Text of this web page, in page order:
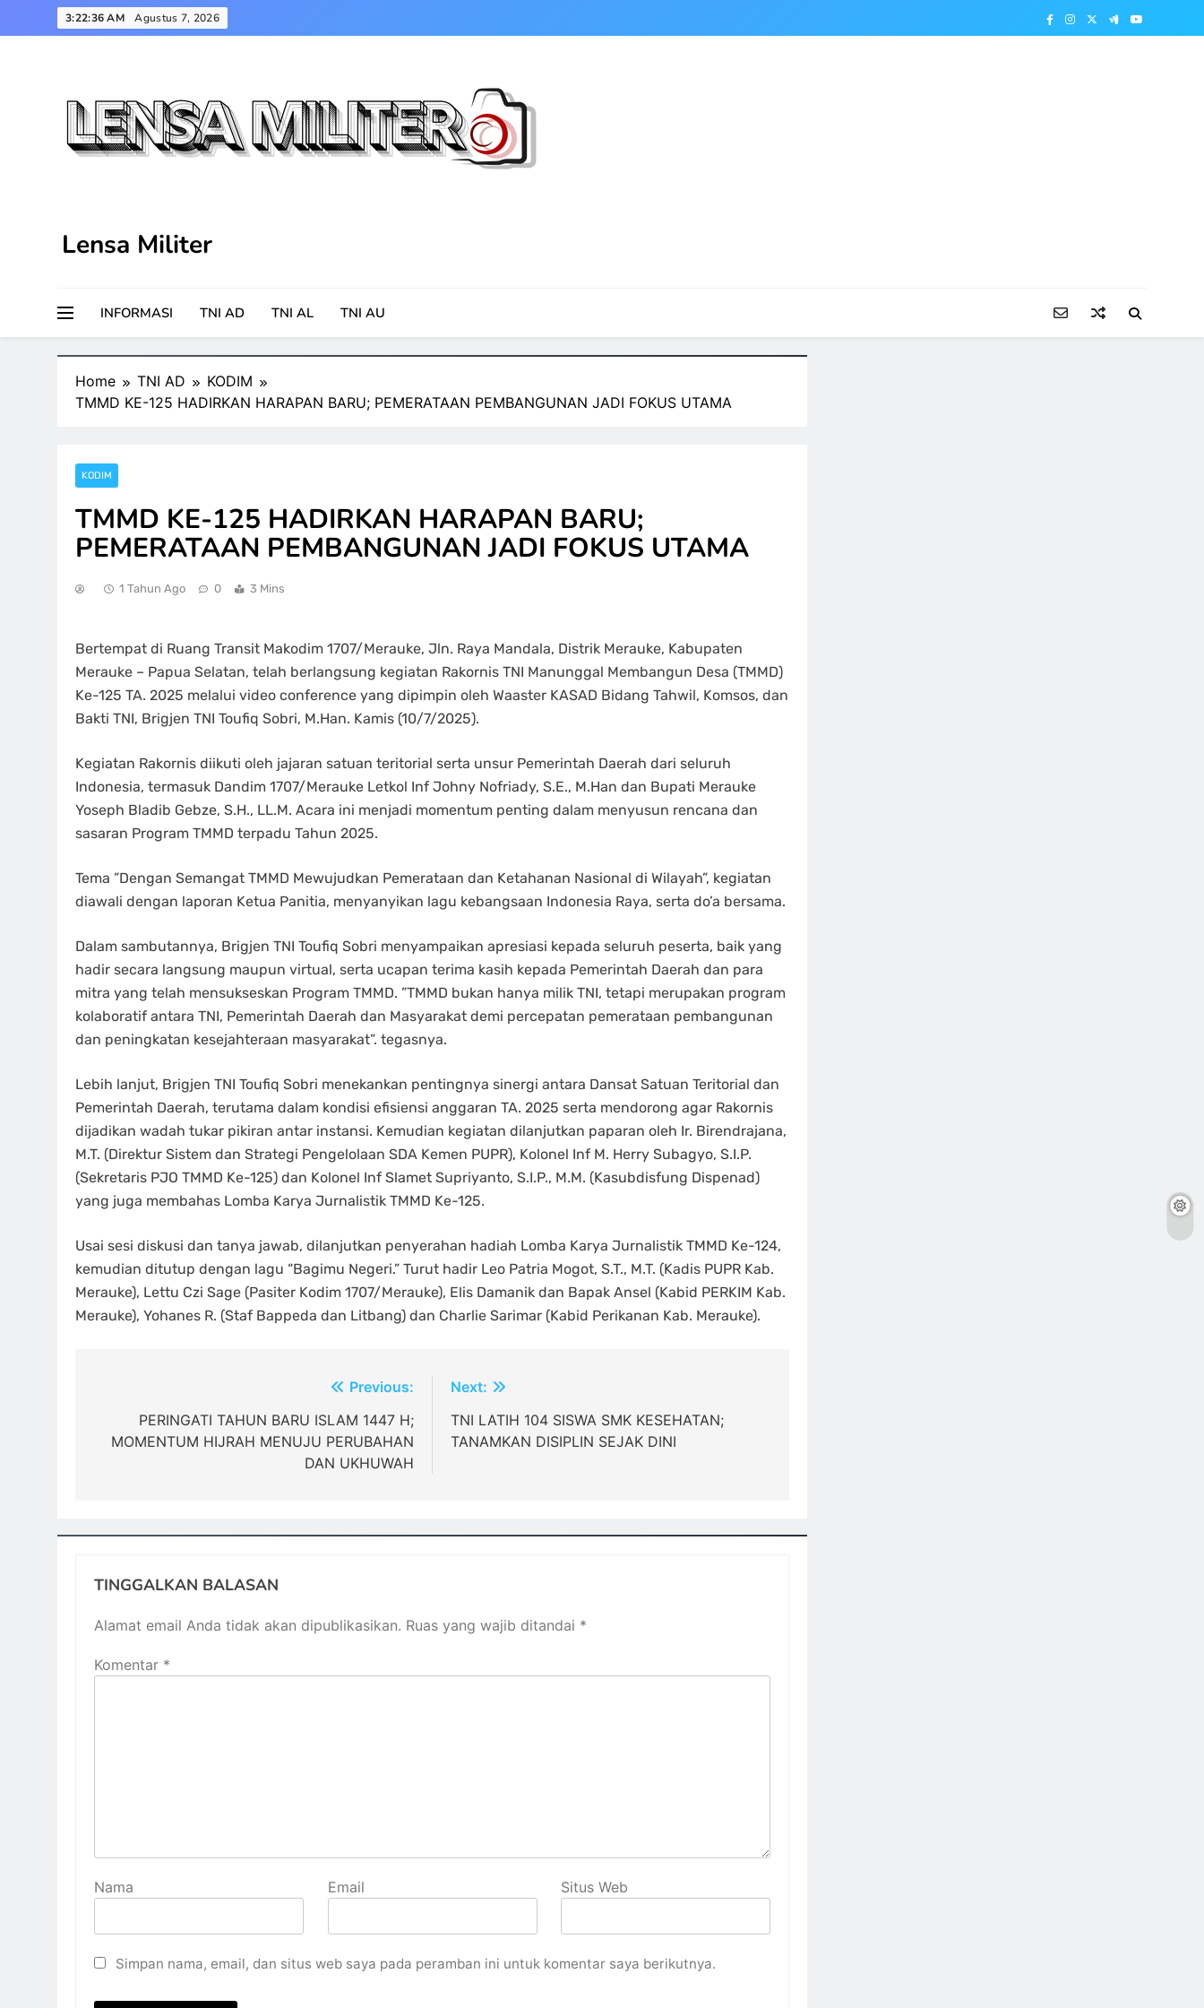
to
3:22:37 AM Agustus 7, 2026
Lensa Militer
INFORMASI TNI AD TNI AL TNI AU
Home TNI AD
KODIM
TMMD KE-125 HADIRKAN HARAPAN BARU; PEMERATAAN PEMBANGUNAN JADI FOKUS UTAMA
KODIM
TMMD KE-125 HADIRKAN HARAPAN BARU;
PEMERATAAN PEMBANGUNAN JADI FOKUS UTAMA
1 Tahun Ago 0 3 Mins
Bertempat di Ruang Transit Makodim 1707/Merauke, Jln. Raya Mandala, Distrik Merauke, Kabupaten
Merauke – Papua Selatan, telah berlangsung kegiatan Rakornis TNI Manunggal Membangun Desa (TMMD)
Ke-125 TA. 2025 melalui video conference yang dipimpin oleh Waaster KASAD Bidang Tahwil, Komsos, dan
Bakti TNI, Brigjen TNI Toufiq Sobri, M.Han. Kamis (10/7/2025).
Kegiatan Rakornis diikuti oleh jajaran satuan teritorial serta unsur Pemerintah Daerah dari seluruh
Indonesia, termasuk Dandim 1707/Merauke Letkol Inf Johny Nofriady, S.E., M.Han dan Bupati Merauke
Yoseph Bladib Gebze, S.H., LL.M. Acara ini menjadi momentum penting dalam menyusun rencana dan
sasaran Program TMMD terpadu Tahun 2025.
Tema ”Dengan Semangat TMMD Mewujudkan Pemerataan dan Ketahanan Nasional di Wilayah”, kegiatan
diawali dengan laporan Ketua Panitia, menyanyikan lagu kebangsaan Indonesia Raya, serta do’a bersama.
Dalam sambutannya, Brigjen TNI Toufiq Sobri menyampaikan apresiasi kepada seluruh peserta, baik yang
hadir secara langsung maupun virtual, serta ucapan terima kasih kepada Pemerintah Daerah dan para
mitra yang telah mensukseskan Program TMMD. ”TMMD bukan hanya milik TNI, tetapi merupakan program
kolaboratif antara TNI, Pemerintah Daerah dan Masyarakat demi percepatan pemerataan pembangunan
dan peningkatan kesejahteraan masyarakat”. tegasnya.
Lebih lanjut, Brigjen TNI Toufiq Sobri menekankan pentingnya sinergi antara Dansat Satuan Teritorial dan
Pemerintah Daerah, terutama dalam kondisi efisiensi anggaran TA. 2025 serta mendorong agar Rakornis
dijadikan wadah tukar pikiran antar instansi. Kemudian kegiatan dilanjutkan paparan oleh Ir. Birendrajana,
M.T. (Direktur Sistem dan Strategi Pengelolaan SDA Kemen PUPR), Kolonel Inf M. Herry Subagyo, S.I.P.
(Sekretaris PJO TMMD Ke-125) dan Kolonel Inf Slamet Supriyanto, S.I.P., M.M. (Kasubdisfung Dispenad)
yang juga membahas Lomba Karya Jurnalistik TMMD Ke-125.
Usai sesi diskusi dan tanya jawab, dilanjutkan penyerahan hadiah Lomba Karya Jurnalistik TMMD Ke-124,
kemudian ditutup dengan lagu “Bagimu Negeri.” Turut hadir Leo Patria Mogot, S.T., M.T. (Kadis PUPR Kab.
Merauke), Lettu Czi Sage (Pasiter Kodim 1707/Merauke), Elis Damanik dan Bapak Ansel (Kabid PERKIM Kab.
Merauke), Yohanes R. (Staf Bappeda dan Litbang) dan Charlie Sarimar (Kabid Perikanan Kab. Merauke).
Previous:
PERINGATI TAHUN BARU ISLAM 1447 H;
MOMENTUM HIJRAH MENUJU PERUBAHAN
DAN UKHUWAH
Next:
TNI LATIH 104 SISWA SMK KESEHATAN;
TANAMKAN DISIPLIN SEJAK DINI
TINGGALKAN BALASAN
Alamat email Anda tidak akan dipublikasikan. Ruas yang wajib ditandai *
Komentar *
Nama Email Situs Web
Simpan nama, email, dan situs web saya pada peramban ini untuk komentar saya berikutnya.